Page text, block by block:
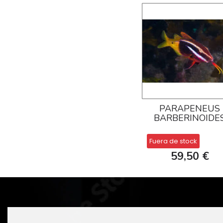
PARAPENEUS
Fuera de stock
59,50 €